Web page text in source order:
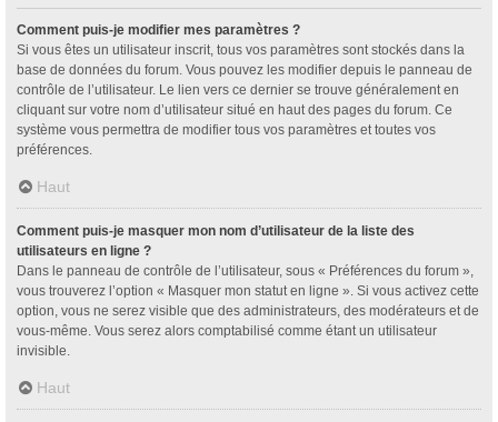
Comment puis-je modifier mes paramètres ?
Si vous êtes un utilisateur inscrit, tous vos paramètres sont stockés dans la
base de données du forum. Vous pouvez les modifier depuis le panneau de
contrôle de l’utilisateur. Le lien vers ce dernier se trouve généralement en
cliquant sur votre nom d’utilisateur situé en haut des pages du forum. Ce
système vous permettra de modifier tous vos paramètres et toutes vos
préférences.
Haut
Comment puis-je masquer mon nom d’utilisateur de la liste des
utilisateurs en ligne ?
Dans le panneau de contrôle de l’utilisateur, sous « Préférences du forum »,
vous trouverez l’option « Masquer mon statut en ligne ». Si vous activez cette
option, vous ne serez visible que des administrateurs, des modérateurs et de
vous-même. Vous serez alors comptabilisé comme étant un utilisateur
invisible.
Haut